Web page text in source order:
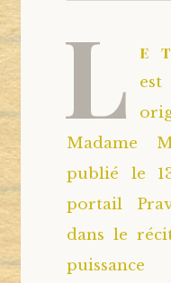
L e
Madame
publié le
portail
dans le